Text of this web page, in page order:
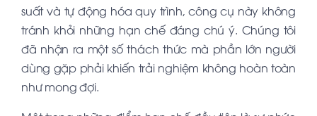
suất và tự động hóa quy trình, công cụ này không
tránh khỏi những hạn chế đáng chú ý. Chúng tôi
đã nhận ra một số thách thức mà phần lớn người
dùng gặp phải khiến trải nghiệm không hoàn toàn
như mong đợi.